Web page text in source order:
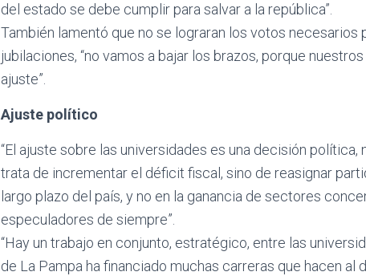
del estado se debe cumplir para salvar a la república”.
También lamentó que no se lograran los votos necesarios
jubilaciones, “no vamos a bajar los brazos, porque
ajuste”.
Ajuste político
“El ajuste sobre las universidades es una decisión política,
trata de incrementar el déficit fiscal, sino de reasignar
largo plazo del país, y no en la ganancia de sectores
especuladores de siempre”.
“Hay un trabajo en conjunto, estratégico, entre las
de La Pampa ha financiado muchas carreras que hacen